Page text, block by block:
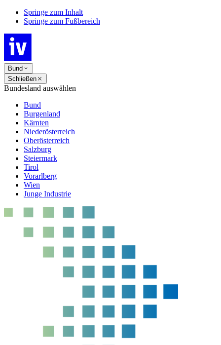
Springe zum Inhalt
Springe zum Fußbereich
Bund
Schließen
Bundesland auswählen
Bund
Burgenland
Kärnten
Niederösterreich
Oberösterreich
Salzburg
Steiermark
Tirol
Vorarlberg
Wien
Junge Industrie